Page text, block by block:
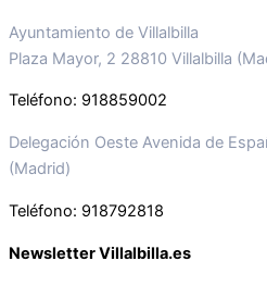
Ayuntamiento de Villalbilla
Plaza Mayor, 2 28810 Villalbilla
Teléfono: 918859002
Delegación Oeste Avenida de
(Madrid)
Teléfono: 918792818
Newsletter Villalbilla.es